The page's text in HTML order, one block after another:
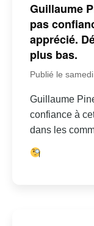
Guillaume
pas
apprécié.
plus bas.
Publié le
Guillaume
confiance à
dans les